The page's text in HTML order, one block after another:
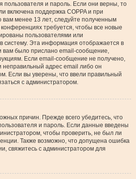
пользователя и пароль. Если они верны, то
включена поддержка COPPA и при
вам менее 13 лет, следуйте полученным
требуется, чтобы все новые
пользователями или
систему. Эта информация отображается в
вам было прислано email-сообщение,
Если email-сообщение не получено,
неправильный адрес email либо он
Если вы уверены, что ввели правильный
с администратором.
причин. Прежде всего убедитесь, что
и пароль. Если данные введены
чтобы проверить, не был ли
Также возможно, что допущена ошибка
свяжитесь с администратором для